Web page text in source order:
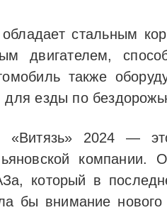
стальным
двигателем,
также
езды по
«Витязь» 2024 —
который в
бы внимание